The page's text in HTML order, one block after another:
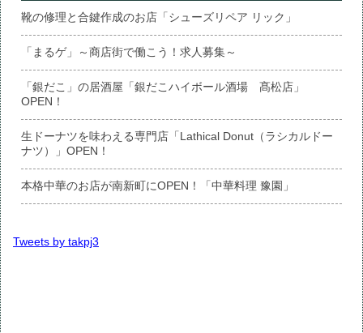
靴の修理と合鍵作成のお店「シューズリペア リック」
「まるゲ」～商店街で働こう！求人募集～
「銀だこ」の居酒屋「銀だこハイボール酒場 髙松店」
OPEN！
生ドーナツを味わえる専門店「Lathical Donut（ラシカルドー
ナツ）」OPEN！
本格中華のお店が南新町にOPEN！「中華料理 豫園」
Tweets by takpj3